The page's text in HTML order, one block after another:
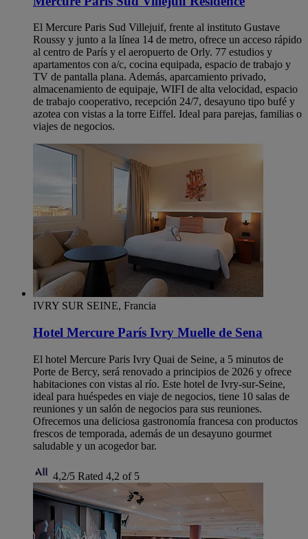
El Mercure Paris Sud Villejuif, frente al instituto Gustave
Roussy y junto a la línea 14 de metro, ofrece un acceso rápido
al centro de París y el aeropuerto de Orly. 77 estudios y
apartamentos con a/c, cocina equipada, espacio de trabajo y
TV de pantalla plana. Además, aparcamiento privado,
almacenamiento de equipaje, WIFI de alta velocidad, espacio
de trabajo cooperativo, recepción 24/7, desayuno tipo bufé y
azotea con vistas a la torre Eiffel. Ideal para parejas, familias o
viajes de negocios.
IVRY SUR SEINE, Francia
Hotel Mercure París Ivry Muelle de Sena
El hotel Mercure Paris Ivry Quai de Seine, a 5 minutos de
Porte de Bercy, será renovado a principios de 2026 y ofrece
habitaciones con vistas al río. Este hotel de Ivry-sur-Seine,
ideal para huéspedes en viaje de negocios, tiene 10 salas de
reuniones y un salón de negocios para sus reuniones.
Ofrecemos una deliciosa gastronomía francesa con productos
frescos de temporada, además de un desayuno gourmet
saludable y un acogedor bar.
4,2/5 Rated 4,2 of 5